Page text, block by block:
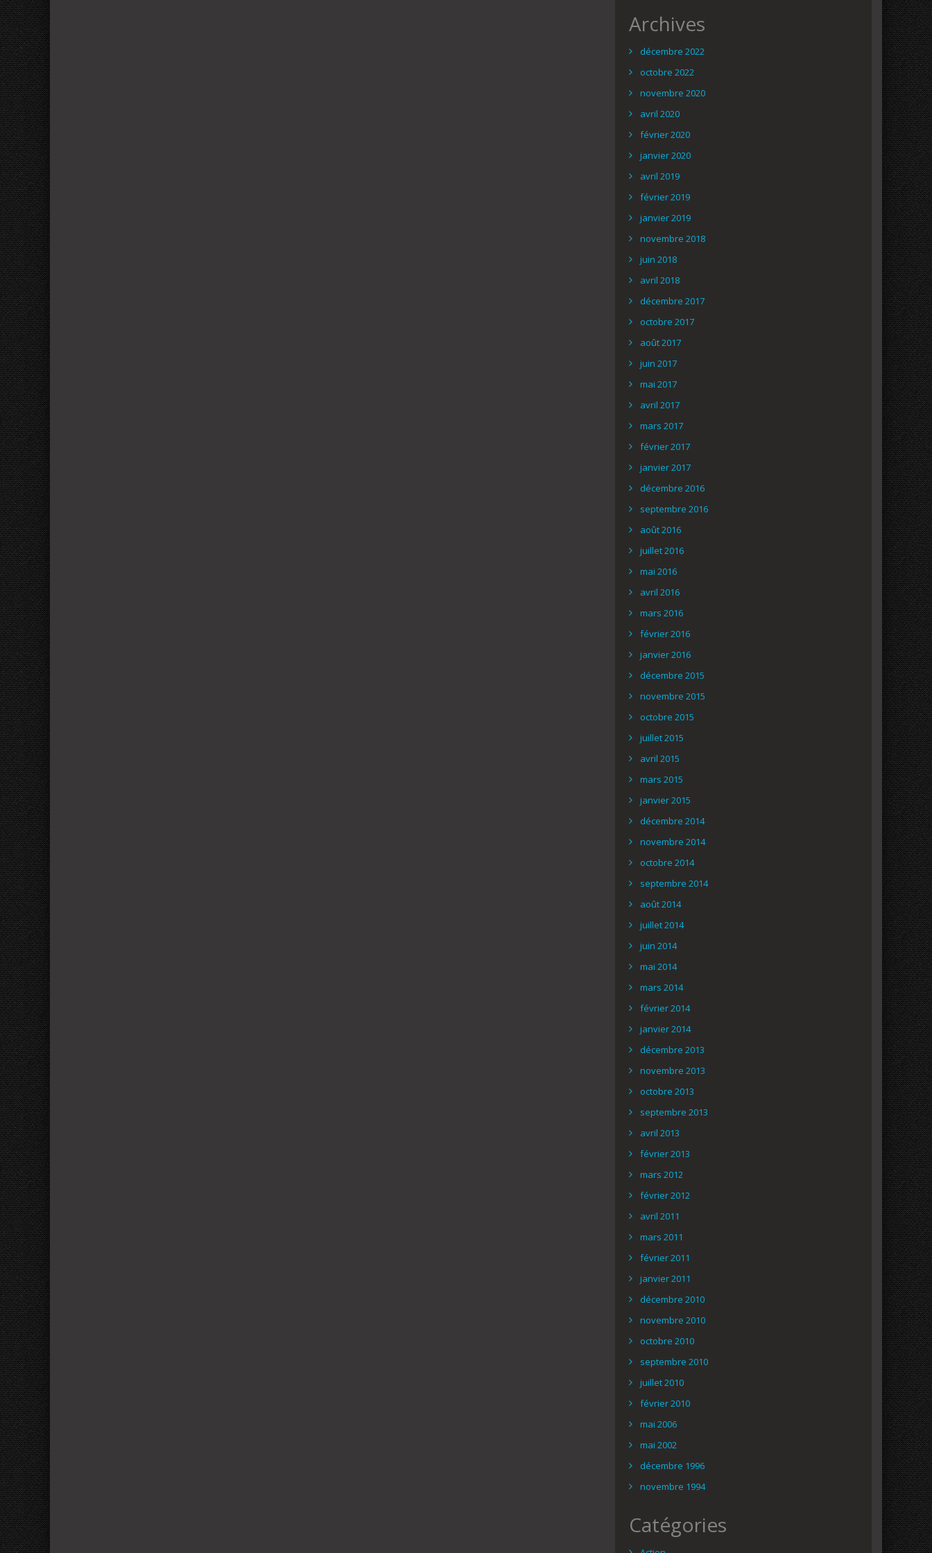
Archives
décembre 2022
octobre 2022
novembre 2020
avril 2020
février 2020
janvier 2020
avril 2019
février 2019
janvier 2019
novembre 2018
juin 2018
avril 2018
décembre 2017
octobre 2017
août 2017
juin 2017
mai 2017
avril 2017
mars 2017
février 2017
janvier 2017
décembre 2016
septembre 2016
août 2016
juillet 2016
mai 2016
avril 2016
mars 2016
février 2016
janvier 2016
décembre 2015
novembre 2015
octobre 2015
juillet 2015
avril 2015
mars 2015
janvier 2015
décembre 2014
novembre 2014
octobre 2014
septembre 2014
août 2014
juillet 2014
juin 2014
mai 2014
mars 2014
février 2014
janvier 2014
décembre 2013
novembre 2013
octobre 2013
septembre 2013
avril 2013
février 2013
mars 2012
février 2012
avril 2011
mars 2011
février 2011
janvier 2011
décembre 2010
novembre 2010
octobre 2010
septembre 2010
juillet 2010
février 2010
mai 2006
mai 2002
décembre 1996
novembre 1994
Catégories